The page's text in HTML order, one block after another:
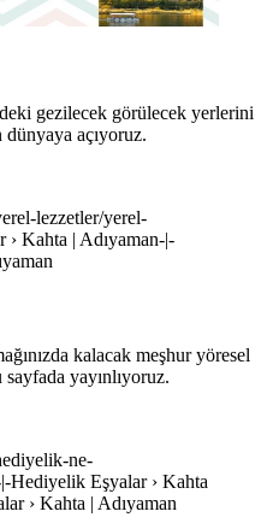
gezilecek görülecek yerlerini
açıyoruz.
lezzetler/yerel-
› Kahta | Adıyaman-|-
kalacak meşhur yöresel
yayınlıyoruz.
ne-
Eşyalar › Kahta
› Kahta | Adıyaman